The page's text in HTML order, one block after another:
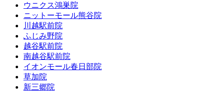
ウニクス鴻巣院
ニットーモール熊谷院
川越駅前院
ふじみ野院
越谷駅前院
南越谷駅前院
イオンモール春日部院
草加院
新三郷院